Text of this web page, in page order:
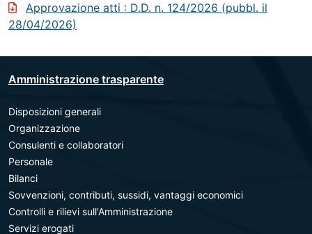
Approvazione atti : D.D. n. 124/2026 (pubbl. il
28/04/2026)
Amministrazione trasparente
Disposizioni generali
Organizzazione
Consulenti e collaboratori
Personale
Bilanci
Sovvenzioni, contributi, sussidi, vantaggi economici
Controlli e rilievi sull'Amministrazione
Servizi erogati